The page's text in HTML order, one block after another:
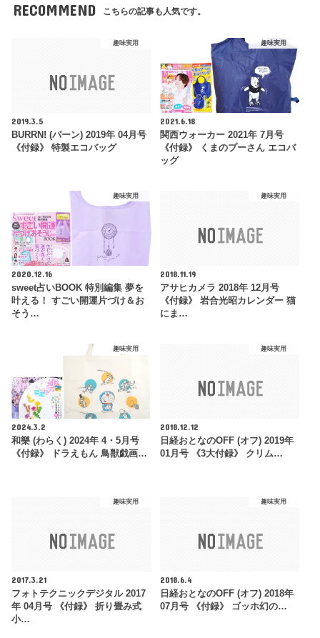
RECOMMEND こちらの記事も人気です。
趣味実用
2019.3.5
BURRN! (バーン) 2019年 04月号
《付録》 特製エコバッグ
趣味実用
2021.6.18
関西ウォーカー 2021年 7月号
《付録》 くまのプーさん エコバ
ッグ
趣味実用
2020.12.16
sweet占いBOOK 特別編集 夢を
叶える！ すごい開運片づけ＆お
そう…
趣味実用
2018.11.19
アサヒカメラ 2018年 12月号
《付録》 岩合光昭カレンダー 猫
にま…
趣味実用
2024.3.2
和樂 (わらく) 2024年 4・5月号
《付録》 ドラえもん 鳥獣戯画…
趣味実用
2018.12.12
日経おとなのOFF (オフ) 2019年
01月号 《3大付録》 クリム…
趣味実用
2017.3.21
フォトテクニックデジタル 2017
年 04月号 《付録》 折り畳み式
小…
趣味実用
2018.6.4
日経おとなのOFF (オフ) 2018年
07月号 《付録》 ゴッホ幻の…